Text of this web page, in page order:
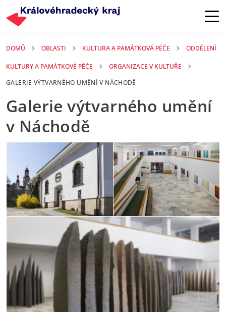
DOMŮ OBLASTI KULTURA A PAMÁTKOVÁ PÉČE ODDĚLENÍ
KULTURY A PAMÁTKOVÉ PÉČE
ORGANIZACE V KULTUŘE
GALERIE VÝTVARNÉHO UMĚNÍ V NÁCHODĚ
Galerie výtvarného umění
v Náchodě